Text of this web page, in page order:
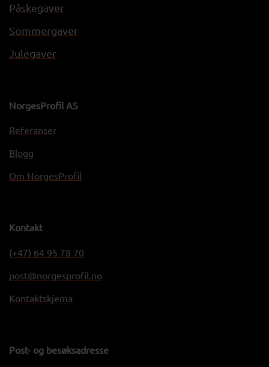
Påskegaver
Sommergaver
Julegaver
NorgesProfil AS
Referanser
Blogg
Om NorgesProfil
Kontakt
(+47) 64 95 78 70
post@norgesprofil.no
Kontaktskjema
Post- og besøksadresse